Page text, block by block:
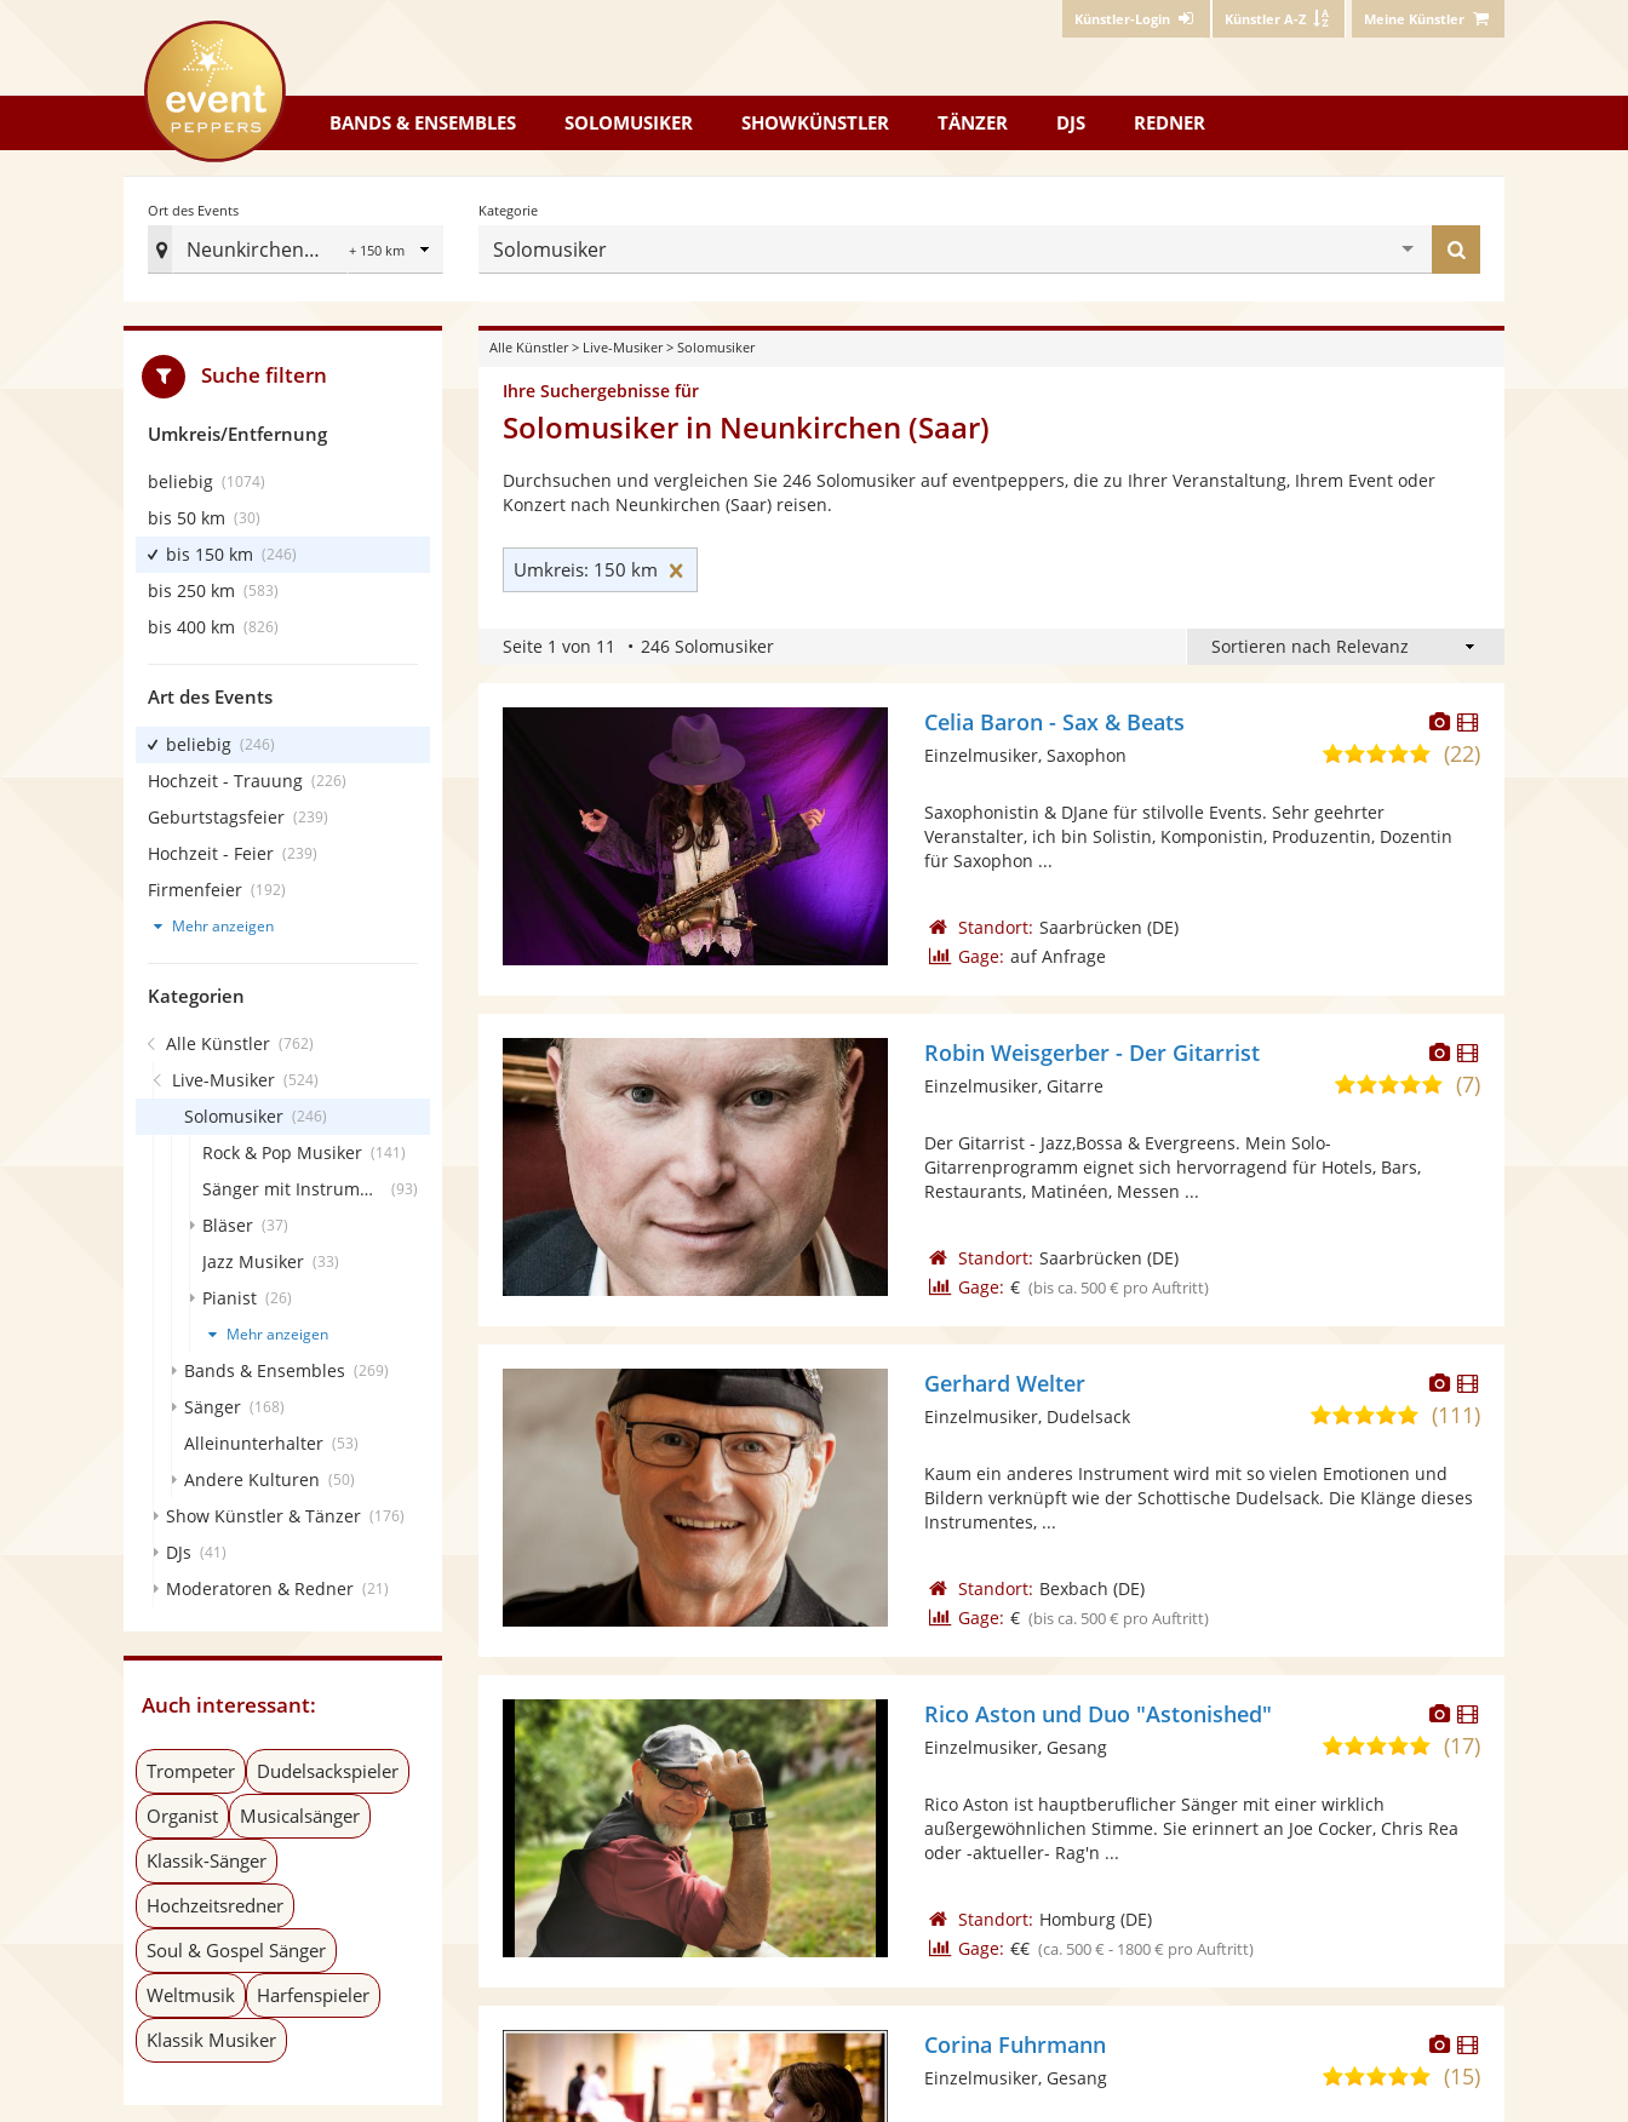
Künstler-Login Künstler A-Z Meine Künstler
eventpeppers
BANDS & ENSEMBLES SOLOMUSIKER SHOWKÜNSTLER TÄNZER DJS REDNER
Ort des Events
Neunkirchen Saar
Radius
Ort
Events
festlegen
Kategorie
Solomusiker
finden
Alle Künstler> Live-Musiker> Solomusiker
Ihre Suchergebnisse für
Solomusiker in Neunkirchen (Saar)
Durchsuchen und vergleichen Sie 246 Solomusiker auf eventpeppers, die zu Ihrer Veranstaltung, Ihrem Event oder
Konzert nach Neunkirchen (Saar) reisen.
Umkreis: 150 km
Seite 1 von 11 246 Solomusiker
Dieser
Künstler
stellt
Dieser
Künstler
Celia Baron - Sax & Beats
5,0
Sternen
(22)
Einzelmusiker, Saxophon
Saxophonistin & DJane für stilvolle Events. Sehr geehrter
Veranstalter, ich bin Solistin, Komponistin, Produzentin, Dozentin
für Saxophon ...
Standort: Saarbrücken (DE)
Gage: auf Anfrage
Dieser
Künstler
stellt
Dieser
Künstler
Robin Weisgerber - Der Gitarrist
5,0(7)
Einzelmusiker, Gitarre
Der Gitarrist - Jazz,Bossa & Evergreens. Mein Solo-
Gitarrenprogramm eignet sich hervorragend für Hotels, Bars,
Restaurants, Matinéen, Messen ...
Standort: Saarbrücken (DE)
Gage: € (bis ca. 500 € pro Auftritt)
Dieser
Künstler
stellt
Dieser
Künstler
Gerhard Welter
5,0
5
Sternen
(111)
Einzelmusiker, Dudelsack
Kaum ein anderes Instrument wird mit so vielen Emotionen und
Bildern verknüpft wie der Schottische Dudelsack. Die Klänge dieses
Instrumentes, ...
Standort: Bexbach (DE)
Gage: € (bis ca. 500 € pro Auftritt)
Dieser
Künstler
stellt
Dieser
Künstler
Rico Aston und Duo "Astonished"
4,9
Sternen
(17)
Einzelmusiker, Gesang
Rico Aston ist hauptberuflicher Sänger mit einer wirklich
außergewöhnlichen Stimme. Sie erinnert an Joe Cocker, Chris Rea
oder -aktueller- Rag'n ...
Standort: Homburg(DE)
Gage: €€ (ca. 500 € - 1800 € pro Auftritt)
Dieser
Künstler
stellt
Dieser
Künstler
Corina Fuhrmann
5,0(15)
Einzelmusiker, Gesang
Suche filtern
Umkreis/Entfernung
beliebig (1074)
bis 50 km (30)
bis 150 km (246)
bis 250 km (583)
bis 400 km (826)
Art des Events
beliebig (246)
Hochzeit - Trauung (226)
Geburtstagsfeier (239)
Hochzeit - Feier (239)
Firmenfeier (192)
Mehr anzeigen
Kategorien
Alle Künstler (762)
Live-Musiker (524)
Solomusiker (246)
Rock & Pop Musiker (141)
Sänger mit Instrument (93)
Bläser (37)
Jazz Musiker (33)
Pianist (26)
Mehr anzeigen
Bands & Ensembles (269)
Sänger (168)
Alleinunterhalter (53)
Andere Kulturen (50)
Show Künstler & Tänzer (176)
DJs (41)
Moderatoren & Redner (21)
Auch interessant:
Trompeter
Dudelsackspieler
Organist
Musicalsänger
Klassik-Sänger
Hochzeitsredner
Soul & Gospel Sänger
Weltmusik
Harfenspieler
Klassik Musiker